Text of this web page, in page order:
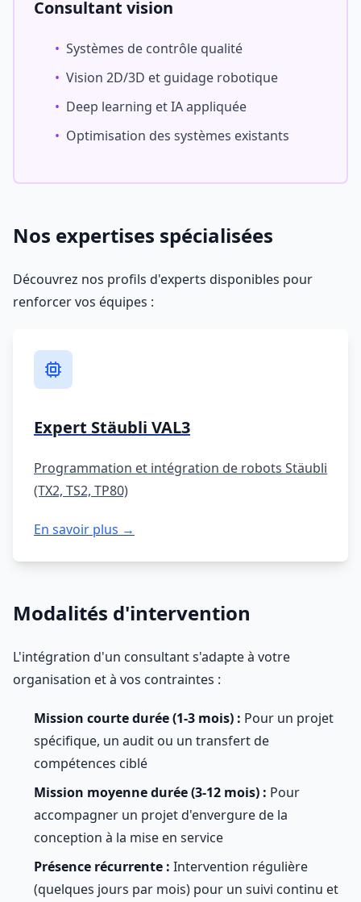
Consultant vision
• Systèmes de contrôle qualité
• Vision 2D/3D et guidage robotique
• Deep learning et IA appliquée
• Optimisation des systèmes existants
Nos expertises spécialisées
Découvrez nos profils d'experts disponibles pour
renforcer vos équipes :
Expert Stäubli VAL3
Programmation et intégration de robots Stäubli
(TX2, TS2, TP80)
En savoir plus →
Modalités d'intervention
L'intégration d'un consultant s'adapte à votre
organisation et à vos contraintes :
Mission courte durée (1-3 mois) : Pour un projet
spécifique, un audit ou un transfert de
compétences ciblé
Mission moyenne durée (3-12 mois) : Pour
accompagner un projet d'envergure de la
conception à la mise en service
Présence récurrente : Intervention régulière
(quelques jours par mois) pour un suivi continu et